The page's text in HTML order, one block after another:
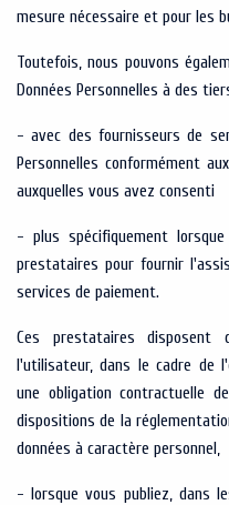
mesure nécessaire et pour les
Toutefois, nous pouvons
Données Personnelles à des
- avec des fournisseurs de
Personnelles conformément
auxquelles vous avez consenti
- plus spécifiquement
prestataires pour fournir
services de paiement.
Ces prestataires disposent
l'utilisateur, dans le cadre de
une obligation contractuelle
dispositions de la
données à caractère personnel,
- lorsque vous publiez, dans